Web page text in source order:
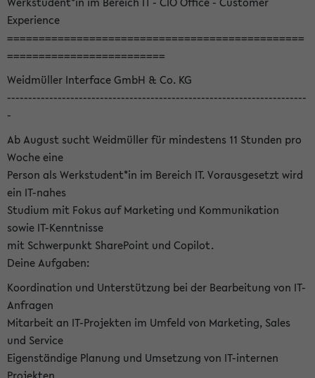
Experience
===============================================
=========================
Weidmüller Interface GmbH & Co. KG
-----------------------------------------------------------------------
-
Ab August sucht Weidmüller für mindestens 11 Stunden pro
Woche eine
Person als Werkstudent*in im Bereich IT. Vorausgesetzt wird
ein IT-nahes
Studium mit Fokus auf Marketing und Kommunikation
sowie IT-Kenntnisse
mit Schwerpunkt SharePoint und Copilot.
Deine Aufgaben:
Koordination und Unterstützung bei der Bearbeitung von IT-
Anfragen
Mitarbeit an IT-Projekten im Umfeld von Marketing, Sales
und Service
Eigenständige Planung und Umsetzung von IT-internen